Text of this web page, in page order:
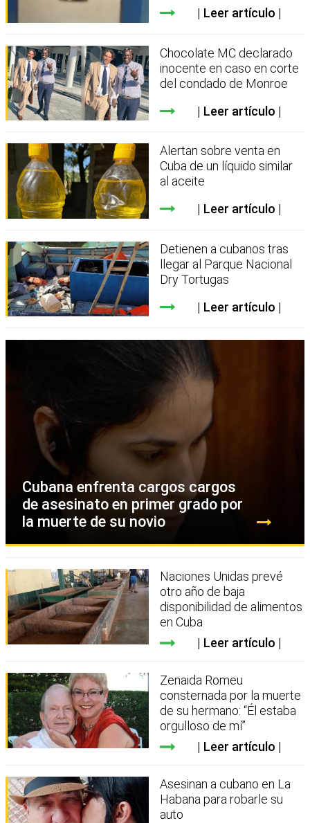
Leer artículo
Chocolate MC declarado
inocente en caso en corte
del condado de Monroe
Leer artículo
Alertan sobre venta en
Cuba de un líquido similar
al aceite
Leer artículo
Detienen a cubanos tras
llegar al Parque Nacional
Dry Tortugas
Leer artículo
Cubana enfrenta cargos cargos
de asesinato en primer grado por
la muerte de su novio
Naciones Unidas prevé
otro año de baja
disponibilidad de alimentos
en Cuba
Leer artículo
Zenaida Romeu
consternada por la muerte
de su hermano: “Él estaba
orgulloso de mí”
Leer artículo
Asesinan a cubano en La
Habana para robarle su
auto